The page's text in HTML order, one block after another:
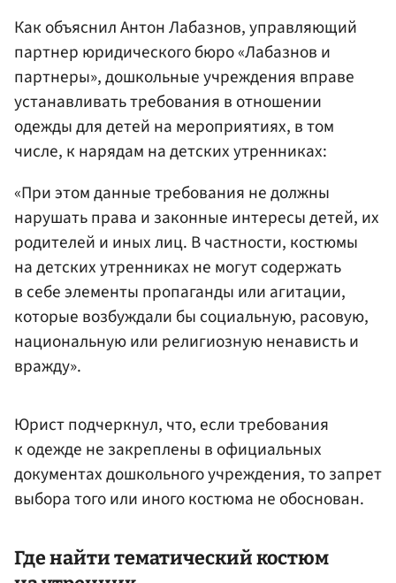
Как объяснил Антон Лабазнов, управляющий
партнер юридического бюро «Лабазнов и
партнеры», дошкольные учреждения вправе
устанавливать требования в отношении
одежды для детей на мероприятиях, в том
числе, к нарядам на детских утренниках:
«При этом данные требования не должны
нарушать права и законные интересы детей, их
родителей и иных лиц. В частности, костюмы
на детских утренниках не могут содержать
в себе элементы пропаганды или агитации,
которые возбуждали бы социальную, расовую,
национальную или религиозную ненависть и
вражду».
Юрист подчеркнул, что, если требования
к одежде не закреплены в официальных
документах дошкольного учреждения, то запрет
выбора того или иного костюма не обоснован.
Где найти тематический костюм